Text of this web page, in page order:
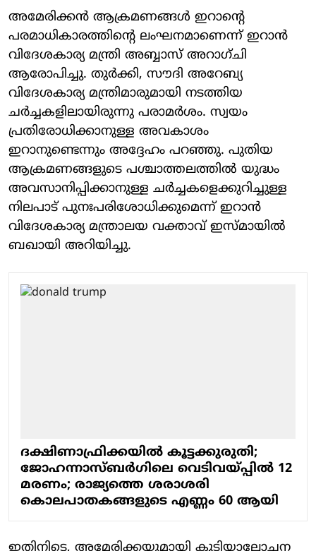
അമേരിക്കന്‍ ആക്രമണങ്ങള്‍ ഇറാന്റെ
പരമാധികാരത്തിന്റെ ലംഘനമാണെന്ന് ഇറാന്‍
വിദേശകാര്യ മന്ത്രി അബ്ബാസ് അറാഗ്ചി
ആരോപിച്ചു. തുര്‍ക്കി, സൗദി അറേബ്യ
വിദേശകാര്യ മന്ത്രിമാരുമായി നടത്തിയ
ചര്‍ച്ചകളിലായിരുന്നു പരാമര്‍ശം. സ്വയം
പ്രതിരോധിക്കാനുള്ള അവകാശം
ഇറാനുണ്ടെന്നും അദ്ദേഹം പറഞ്ഞു. പുതിയ
ആക്രമണങ്ങളുടെ പശ്ചാത്തലത്തില്‍ യുദ്ധം
അവസാനിപ്പിക്കാനുള്ള ചര്‍ച്ചകളെക്കുറിച്ചുള്ള
നിലപാട് പുനഃപരിശോധിക്കുമെന്ന് ഇറാന്‍
വിദേശകാര്യ മന്ത്രാലയ വക്താവ് ഇസ്മായില്‍
ബഖായി അറിയിച്ചു.
ദക്ഷിണാഫ്രിക്കയില്‍ കൂട്ടക്കുരുതി;
ജോഹന്നാസ്ബര്‍ഗിലെ വെടിവയ്പ്പില്‍ 12
മരണം; രാജ്യത്തെ ശരാശരി
കൊലപാതകങ്ങളുടെ എണ്ണം 60 ആയി